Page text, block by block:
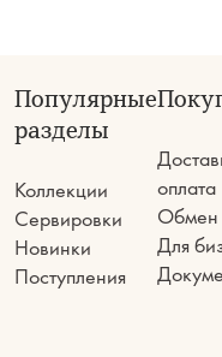
Популярные
разделы
Коллекции
Сервировки
Новинки
Поступления
оплата
Обмен
Для